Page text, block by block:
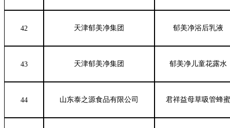
42 天津郁美净集团 郁美净浴后乳液
43 天津郁美净集团 郁美净儿童花露水
44 山东泰之源食品有限公司 君祥益母草吸管蜂蜜